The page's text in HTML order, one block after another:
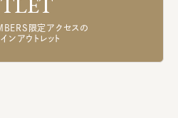
限定アクセスの
ンアウトレット